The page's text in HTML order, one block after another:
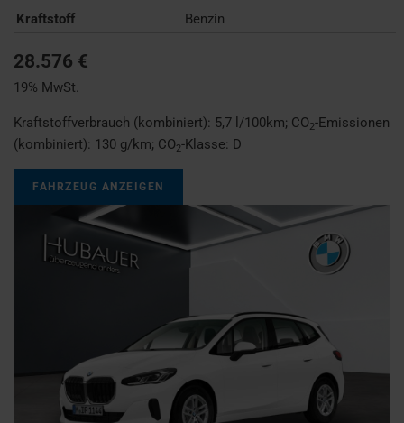
Kraftstoff
Benzin
28.576 €
19% MwSt.
Kraftstoffverbrauch (kombiniert): 5,7 l/100km; CO2-Emissionen
(kombiniert): 130 g/km; CO2-Klasse: D
FAHRZEUG ANZEIGEN